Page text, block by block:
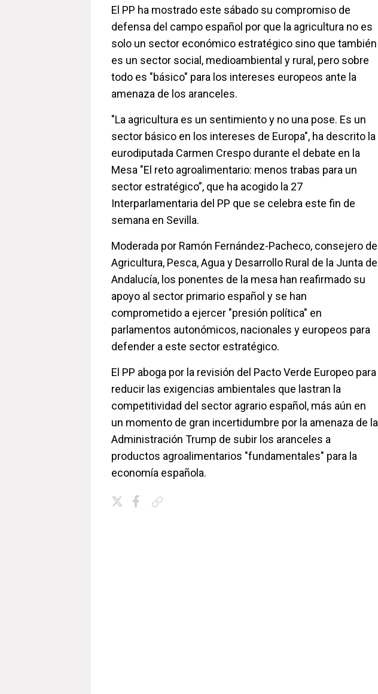
El PP ha mostrado este sábado su compromiso de
defensa del campo español por que la agricultura no es
solo un sector económico estratégico sino que también
es un sector social, medioambiental y rural, pero sobre
todo es "básico" para los intereses europeos ante la
amenaza de los aranceles.
"La agricultura es un sentimiento y no una pose. Es un
sector básico en los intereses de Europa", ha descrito la
eurodiputada Carmen Crespo durante el debate en la
Mesa "El reto agroalimentario: menos trabas para un
sector estratégico”, que ha acogido la 27
Interparlamentaria del PP que se celebra este fin de
semana en Sevilla.
Moderada por Ramón Fernández-Pacheco, consejero de
Agricultura, Pesca, Agua y Desarrollo Rural de la Junta de
Andalucía, los ponentes de la mesa han reafirmado su
apoyo al sector primario español y se han
comprometido a ejercer "presión política" en
parlamentos autonómicos, nacionales y europeos para
defender a este sector estratégico.
El PP aboga por la revisión del Pacto Verde Europeo para
reducir las exigencias ambientales que lastran la
competitividad del sector agrario español, más aún en
un momento de gran incertidumbre por la amenaza de la
Administración Trump de subir los aranceles a
productos agroalimentarios "fundamentales" para la
economía española.